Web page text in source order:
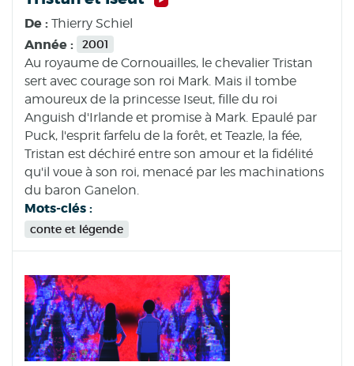
De : Thierry Schiel
Année : 2001
Au royaume de Cornouailles, le chevalier Tristan
sert avec courage son roi Mark. Mais il tombe
amoureux de la princesse Iseut, fille du roi
Anguish d'Irlande et promise à Mark. Epaulé par
Puck, l'esprit farfelu de la forêt, et Teazle, la fée,
Tristan est déchiré entre son amour et la fidélité
qu'il voue à son roi, menacé par les machinations
du baron Ganelon.
Mots-clés :
conte et légende